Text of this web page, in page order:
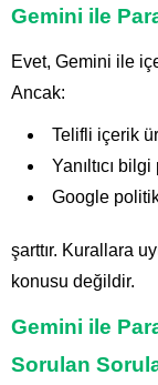
Gemini ile
Evet, Gemini ile
Ancak:
Telifli içerik
Yanıltıcı
Google
şarttır. Kurallara
konusu değildir.
Gemini ile
Sorulan